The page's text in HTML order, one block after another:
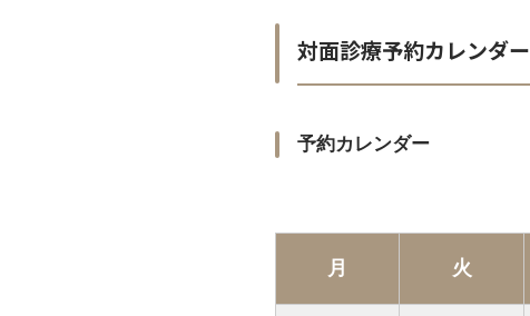
対面診療予約カレンダー
予約カレンダー
月 火